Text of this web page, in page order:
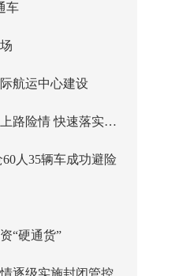
车
航运中心建设
内蒙古丹锡高速发现洪水上路险情 快速落实主线封闭管控
人35辆车成功避险
“硬通货”
逐级实施封闭管控